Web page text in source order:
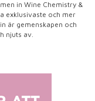
in Wine Chemistry &
exklusivaste och mer
är gemenskapen och
njuts av.